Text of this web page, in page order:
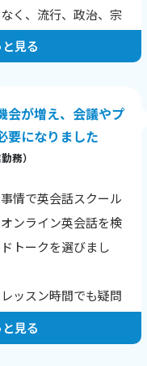
く、流行、政治、宗
べるレッスンは、知
れる貴重な時間で
見る
会が増え、会議やプ
要になりました
務）
情で英会話スクール
ンライン英会話を検
トークを選びまし
ッスン時間でも疑問
る点が魅力でした。
に在住しているた
見る